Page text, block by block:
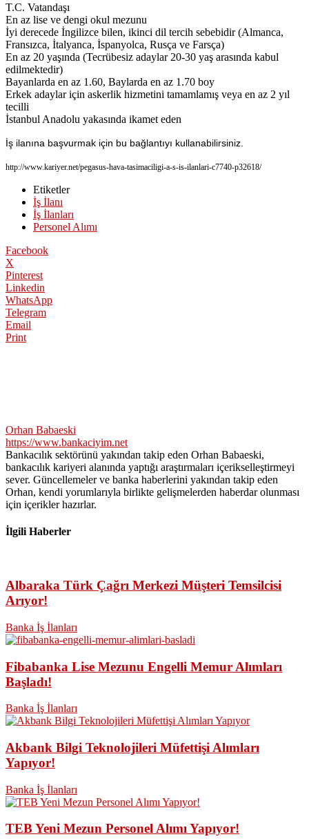
T.C. Vatandaşı
En az lise ve dengi okul mezunu
İyi derecede İngilizce bilen, ikinci dil tercih sebebidir (Almanca,
Fransızca, İtalyanca, İspanyolca, Rusça ve Farsça)
En az 20 yaşında (Tecrübesiz adaylar 20-30 yaş arasında kabul
edilmektedir)
Bayanlarda en az 1.60, Baylarda en az 1.70 boy
Erkek adaylar için askerlik hizmetini tamamlamış veya en az 2 yıl
tecilli
İstanbul Anadolu yakasında ikamet eden
İş ilanına başvurmak için bu bağlantıyı kullanabilirsiniz.
http://www.kariyer.net/pegasus-hava-tasimaciligi-a-s-is-ilanlari-c7740-p32618/
Etiketler
İş İlanı
İş İlanları
Personel Alımı
Facebook
X
Pinterest
Linkedin
WhatsApp
Telegram
Email
Print
Orhan Babaeski
https://www.bankaciyim.net
Bankacılık sektörünü yakından takip eden Orhan Babaeski,
bankacılık kariyeri alanında yaptığı araştırmaları içerikselleştirmeyi
sever. Güncellemeler ve banka haberlerini yakından takip eden
Orhan, kendi yorumlarıyla birlikte gelişmelerden haberdar olunması
için içerikler hazırlar.
İlgili Haberler
Albaraka Türk Çağrı Merkezi Müşteri Temsilcisi
Arıyor!
Banka İş İlanları
Fibabanka Lise Mezunu Engelli Memur Alımları
Başladı!
Banka İş İlanları
Akbank Bilgi Teknolojileri Müfettişi Alımları
Yapıyor!
Banka İş İlanları
TEB Yeni Mezun Personel Alımı Yapıyor!